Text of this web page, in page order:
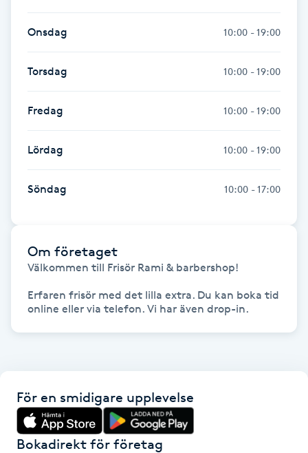
Koppningsmassage
Kosmetisk tatuering
Kroppsinpackning
Kroppspeeling
Käkledsbehandling
Laserbehandling
Onsdag 10:00 - 19:00
Torsdag 10:00 - 19:00
Fredag 10:00 - 19:00
Lördag 10:00 - 19:00
Söndag 10:00 - 17:00
Om företaget
Välkommen till Frisör Rami & barbershop!
Erfaren frisör med det lilla extra. Du kan boka tid
För en smidigare upplevelse
Bokadirekt för företag